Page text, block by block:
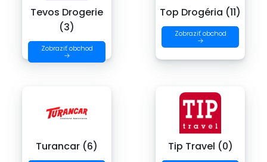
Tevos Drogerie
(3)
Zobraziť obchod
→
Top Drogéria (11)
Zobraziť obchod
→
Turancar (6) Tip Travel (0)